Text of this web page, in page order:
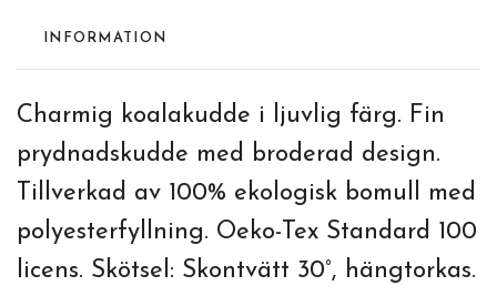
INFORMATION
Charmig koalakudde i ljuvlig färg. Fin
prydnadskudde med broderad design.
Tillverkad av 100% ekologisk bomull med
polyesterfyllning. Oeko-Tex Standard 100
licens. Skötsel: Skontvätt 30°, hängtorkas.